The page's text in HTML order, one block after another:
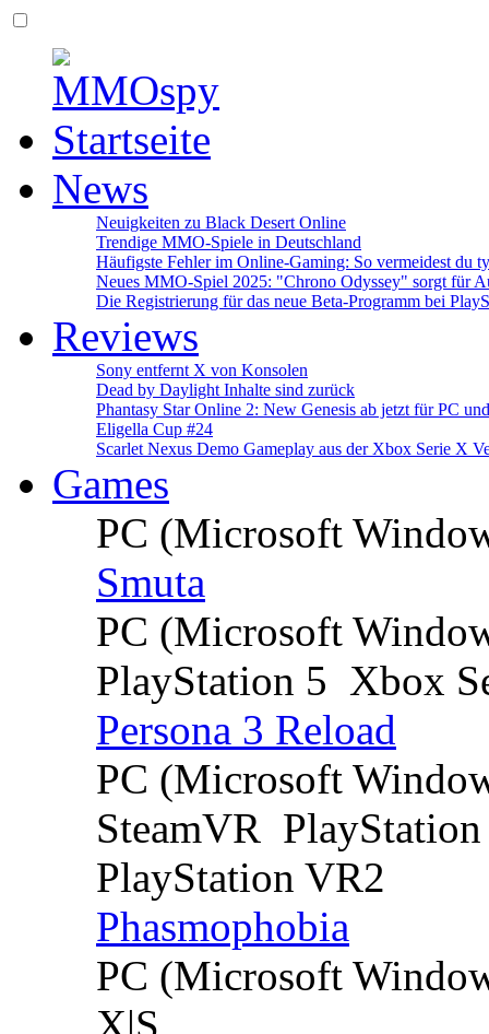
News
Neuigkeiten zu Black Desert Online
Trendige MMO-Spiele in Deutschland
Häufigste Fehler im Online-Gaming: So vermeidest du
Neues MMO-Spiel 2025: "Chrono Odyssey" sorgt für
Die Registrierung für das neue Beta-Programm bei
Reviews
Sony entfernt X von Konsolen
Dead by Daylight Inhalte sind zurück
Phantasy Star Online 2: New Genesis ab jetzt für PC
Eligella Cup #24
Scarlet Nexus Demo Gameplay aus der Xbox Serie X
Games
PC (Microsoft
Smuta
PC (Microsoft
PlayStation 5 Xbox
Persona 3 Reload
PC (Microsoft
SteamVR
PlayStation VR2
Phasmophobia
PC (Microsoft
X|S